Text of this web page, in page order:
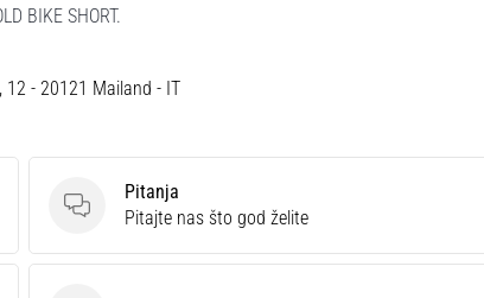
BIKE SHORT.
12 - 20121 Mailand - IT
Pitanja
Pitanja
Pitajte nas što god želite